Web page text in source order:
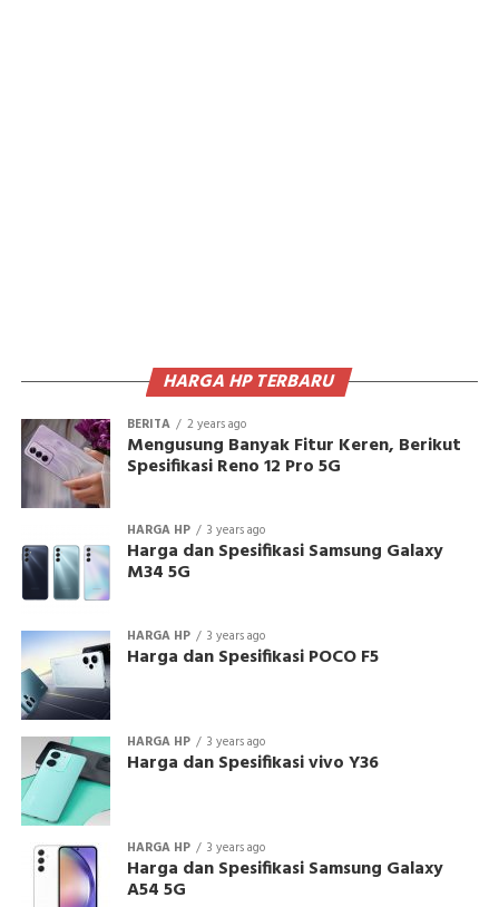
HARGA HP TERBARU
BERITA 2 years ago
Mengusung Banyak Fitur Keren, Berikut
Spesifikasi Reno 12 Pro 5G
HARGA HP 3 years ago
Harga dan Spesifikasi Samsung Galaxy
M34 5G
HARGA HP 3 years ago
Harga dan Spesifikasi POCO F5
HARGA HP 3 years ago
Harga dan Spesifikasi vivo Y36
HARGA HP 3 years ago
Harga dan Spesifikasi Samsung Galaxy
A54 5G